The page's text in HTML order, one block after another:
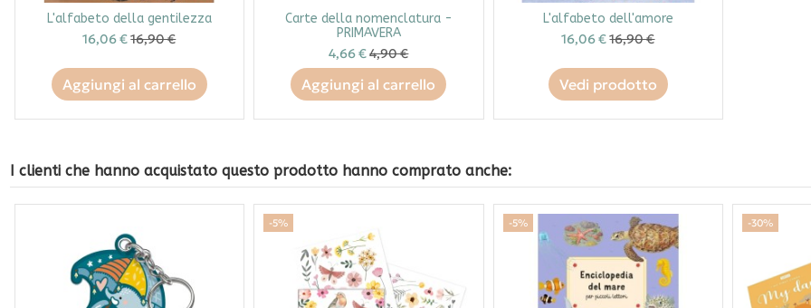
L'alfabeto della gentilezza
16,06 €16,90 €
Aggiungi al carrello
Carte della nomenclatura -
PRIMAVERA
4,66 €4,90 €
Aggiungi al carrello
L'alfabeto dell'amore
16,06 €16,90 €
Vedi prodotto
I clienti che hanno acquistato questo prodotto hanno comprato anche:
-5% -5% -30%